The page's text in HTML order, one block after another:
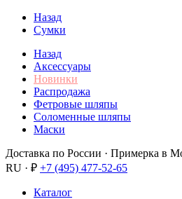
Назад
Сумки
Назад
Аксессуары
Новинки
Распродажа
Фетровые шляпы
Соломенные шляпы
Маски
Доставка по России · Примерка в
RU · ₽ +7 (495) 477-52-65
Каталог